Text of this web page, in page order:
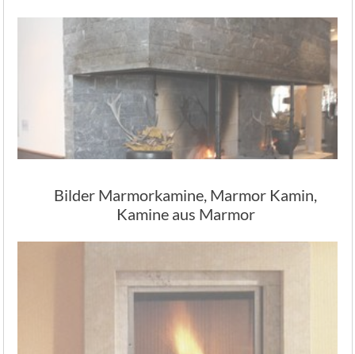
Bilder Marmorkamine, Marmor Kamin,
Kamine aus Marmor